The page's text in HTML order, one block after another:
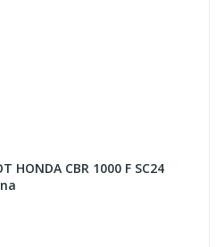
CBR 1000 F SC24